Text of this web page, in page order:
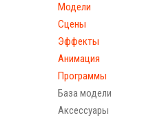
Модели
Сцены
Эффекты
Анимация
Программы
База модели
Аксессуары